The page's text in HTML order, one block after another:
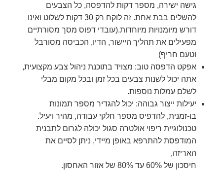
גישה ישירה, מספר דקות להדפסה, כל הצבעים
להשלים בבת אחת. זה לוקח רק 30 דקות לשלוט ואינו
דורש מיומנויות מיוחדות.(עובדי דפוס מסך מסורתיים
מפעילים את תהליך היישור, הדיו, הכביסה מסורבל
וטעם חריף)
אפקט הדפסה טוב: מצויד בתוכנת ניהול צבע מקצועית,
אתה יכול לשנות צבעים בכל זמן ובכל מקום מבלי
לשלם עמלות נוספות.
יעילות ייצור גבוהה: יכול להגדיר מספר תמונות
בו-זמנית, להדפיס מספר חלקי עבודה, מהיר ויעיל.
טכנולוגיית ריפוי אולטרה סגול יכולה לגרום לתבנית
המודפסת להתרפא באופן מיידי, ניתן לסיים את
האריזה,
חיסכון של 60% עד 80% של אזור האחסון.